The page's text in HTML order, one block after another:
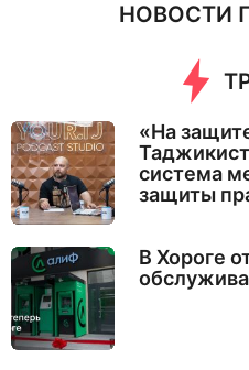
НОВОСТИ
«На
система
защиты
В Хороге